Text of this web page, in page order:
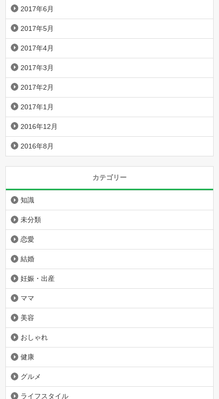
2017年6月
2017年5月
2017年4月
2017年3月
2017年2月
2017年1月
2016年12月
2016年8月
カテゴリー
知識
未分類
恋愛
結婚
妊娠・出産
ママ
美容
おしゃれ
健康
グルメ
ライフスタイル